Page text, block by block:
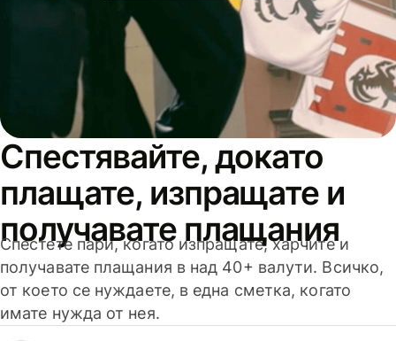
Спестявайте, докато
плащате, изпращате и
получавате плащания
Спестете пари, когато изпращате, харчите и
получавате плащания в над 40+ валути. Всичко,
от което се нуждаете, в една сметка, когато
имате нужда от нея.